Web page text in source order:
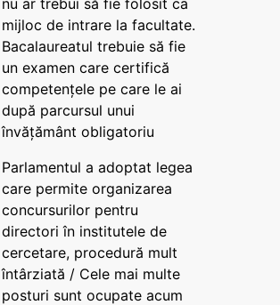
nu ar trebui să fie folosit ca
mijloc de intrare la facultate.
Bacalaureatul trebuie să fie
un examen care certifică
competențele pe care le ai
după parcursul unui
învățământ obligatoriu
Parlamentul a adoptat legea
care permite organizarea
concursurilor pentru
directori în institutele de
cercetare, procedură mult
întârziată / Cele mai multe
posturi sunt ocupate acum